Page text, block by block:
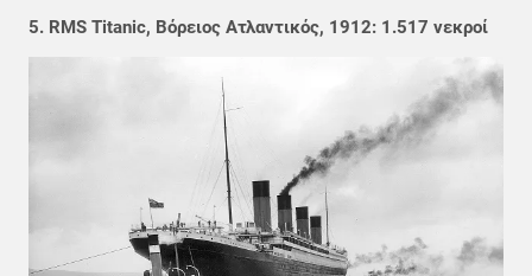
5. RMS Titanic, Βόρειος Ατλαντικός, 1912: 1.517 νεκροί